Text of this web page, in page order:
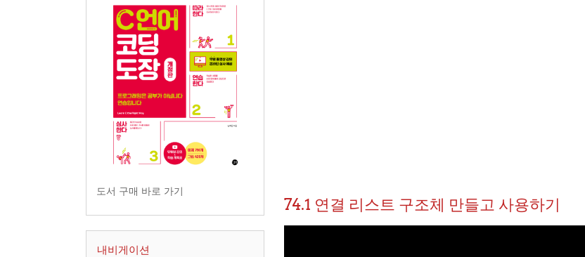
74.1 연결 리스트 구조체 만들고 사용하기
도서 구매 바로 가기
내비게이션